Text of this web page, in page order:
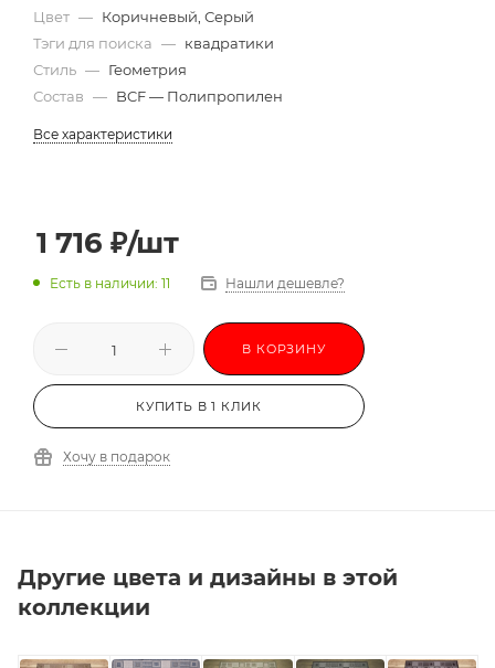
Цвет — Коричневый, Серый
Тэги для поиска — квадратики
Стиль — Геометрия
Состав — BCF — Полипропилен
Все характеристики
1 716 ₽/шт
Есть в наличии: 11 Нашли дешевле?
В КОРЗИНУ
КУПИТЬ В 1 КЛИК
Хочу в подарок
Другие цвета и дизайны в этой
коллекции